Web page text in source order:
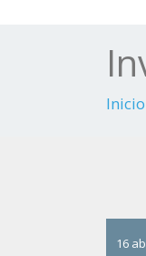
Inicio
16